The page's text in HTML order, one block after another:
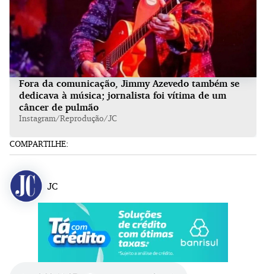
Fora da comunicação, Jimmy Azevedo também se
dedicava à música; jornalista foi vítima de um
câncer de pulmão
Instagram/Reprodução/JC
COMPARTILHE:
JC